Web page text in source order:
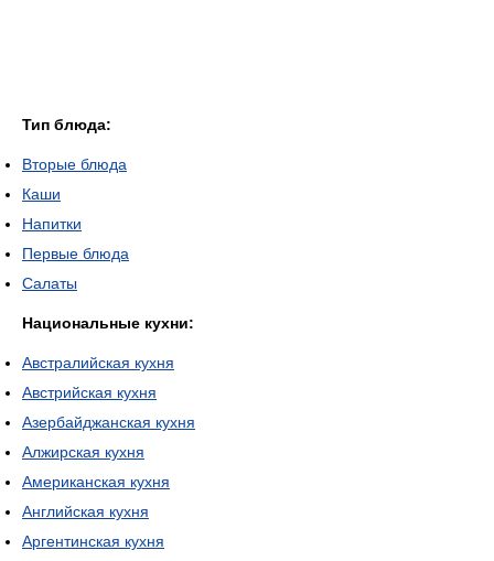
Тип блюда:
Вторые блюда
Каши
Напитки
Первые блюда
Салаты
Национальные кухни:
Австралийская кухня
Австрийская кухня
Азербайджанская кухня
Алжирская кухня
Американская кухня
Английская кухня
Аргентинская кухня